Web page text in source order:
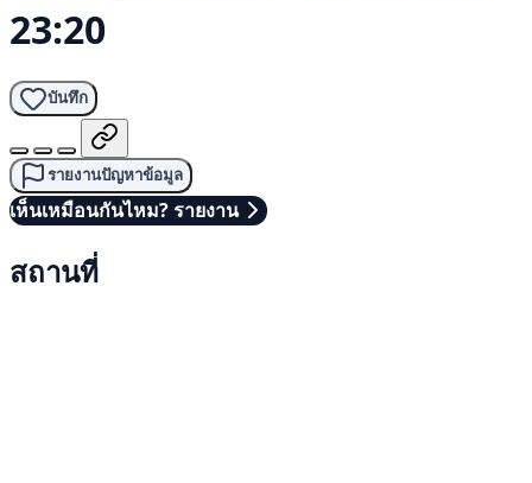
23:20
บันทึก
รายงานปัญหาข้อมูล
เห็นเหมือนกันไหม? รายงาน
สถานที่